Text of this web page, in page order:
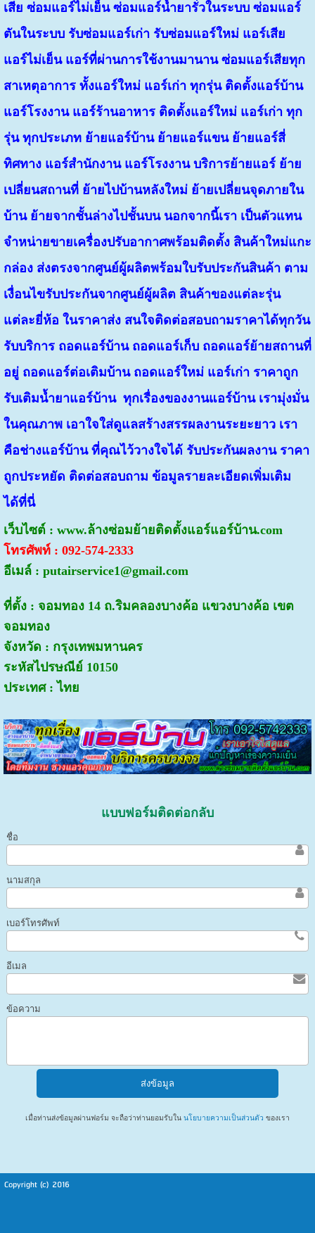
เสีย ซ่อมแอร์ไม่เย็น ซ่อมแอร์น้ำยารั่วในระบบ ซ่อมแอร์
ตันในระบบ รับซ่อมแอร์เก่า รับซ่อมแอร์ใหม่ แอร์เสีย
แอร์ไม่เย็น แอร์ที่ผ่านการใช้งานมานาน ซ่อมแอร์เสียทุก
สาเหตุอาการ ทั้งแอร์ใหม่ แอร์เก่า ทุกรุ่น ติดตั้งแอร์บ้าน
แอร์โรงงาน แอร์ร้านอาหาร ติดตั้งแอร์ใหม่ แอร์เก่า ทุก
รุ่น ทุกประเภท ย้ายแอร์บ้าน ย้ายแอร์แขน ย้ายแอร์สี่
ทิศทาง แอร์สำนักงาน แอร์โรงงาน บริการย้ายแอร์ ย้าย
เปลี่ยนสถานที่ ย้ายไปบ้านหลังใหม่ ย้ายเปลี่ยนจุดภายใน
บ้าน ย้ายจากชั้นล่างไปชั้นบน นอกจากนี้เรา เป็นตัวแทน
จำหน่ายขายเครื่องปรับอากาศพร้อมติดตั้ง สินค้าใหม่แกะ
กล่อง ส่งตรงจากศูนย์ผู้ผลิตพร้อมใบรับประกันสินค้า ตาม
เงื่อนไขรับประกันจากศูนย์ผู้ผลิต สินค้าของแต่ละรุ่น
แต่ละยี่ห้อ ในราคาส่ง สนใจติดต่อสอบถามราคาได้ทุกวัน
รับบริการ ถอดแอร์บ้าน ถอดแอร์เก็บ ถอดแอร์ย้ายสถานที่
อยู่ ถอดแอร์ต่อเติมบ้าน ถอดแอร์ใหม่ แอร์เก่า ราคาถูก
รับเติมน้ำยาแอร์บ้าน ทุกเรื่องของงานแอร์บ้าน เรามุ่งมั่น
ในคุณภาพ เอาใจใส่ดูแลสร้างสรรผลงานระยะยาว เรา
คือช่างแอร์บ้าน ที่คุณไว้วางใจได้ รับประกันผลงาน ราคา
ถูกประหยัด ติดต่อสอบถาม ข้อมูลรายละเอียดเพิ่มเติม
ได้ที่นี่
เว็บไซต์ : www.ล้างซ่อมย้ายติดตั้งแอร์แอร์บ้าน.com
โทรศัพท์ : 092-574-2333
อีเมล์ : putairservice1@gmail.com
ที่ตั้ง : จอมทอง 14 ถ.ริมคลองบางค้อ แขวงบางค้อ เขต
จอมทอง
จังหวัด : กรุงเทพมหานคร
ระหัสไปรษณีย์ 10150
ประเทศ : ไทย
แบบฟอร์มติดต่อกลับ
ชื่อ
นามสกุล
เบอร์โทรศัพท์
อีเมล
ข้อความ
เมื่อท่านส่งข้อมูลผ่านฟอร์ม จะถือว่าท่านยอมรับในนโยบายความเป็นส่วนตัว ของเรา
Copyright (c) 2016